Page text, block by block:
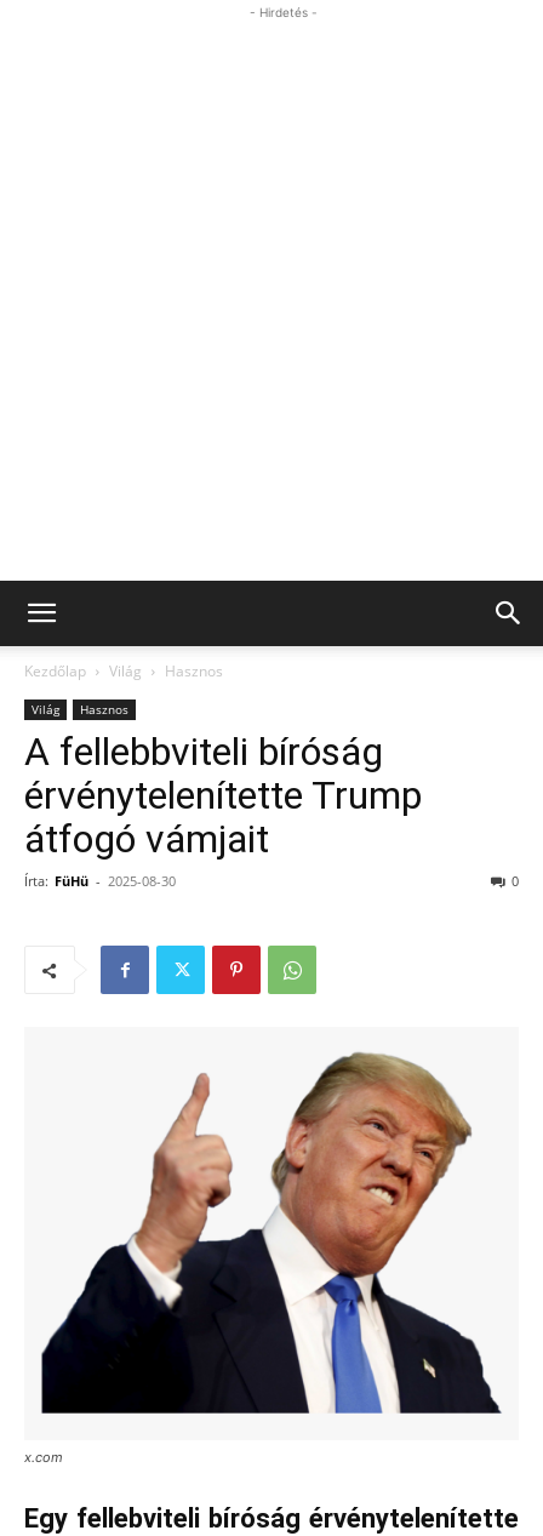
- Hirdetés -
Kezdőlap Világ Hasznos
Világ Hasznos
A fellebbviteli bíróság
érvénytelenítette Trump
átfogó vámjait
Írta: FüHü - 2025-08-30 0
x.com
Egy fellebviteli bíróság érvénytelenítette